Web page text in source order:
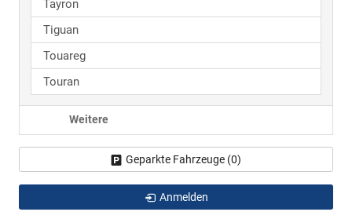
Tayron
Tiguan
Touareg
Touran
Weitere
Geparkte Fahrzeuge (0)
Anmelden